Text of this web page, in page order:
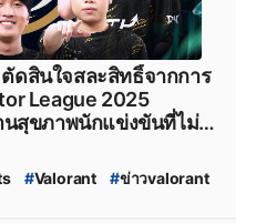
#FS_TALK
#ptc_valorant
#mith_valorant
#Xerxia
#FS_aLerT
ตัดสินใจสละสิทธิ์จากการ
League 2025
สุขภาพนักแข่งขันที่ไม่สู้ดี
#Valorant #ข่าวvalorant